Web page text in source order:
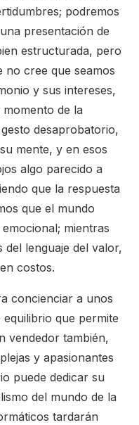
podremos
presentación de
estructurada, pero
no cree que seamos
y sus intereses,
de la
desaprobatorio,
mente, y en esos
algo parecido a
que la respuesta
que el mundo
mientras
del lenguaje del valor,
costos.
concienciar a unos
que permite
vendedor también,
y apasionantes
puede dedicar su
del mundo de la
tardarán